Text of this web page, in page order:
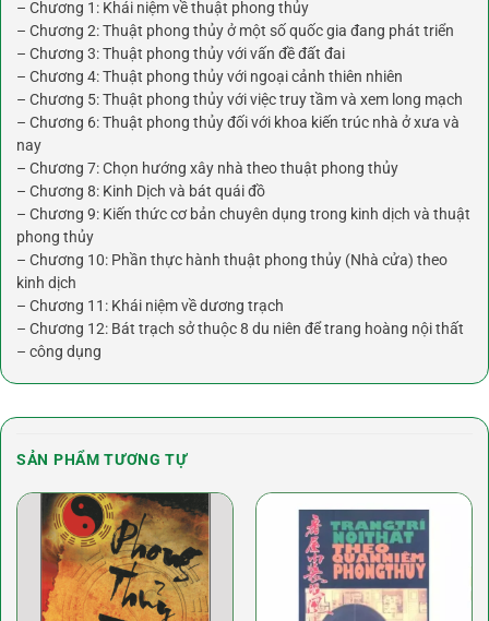
– Chương 1: Khái niệm về thuật phong thủy
– Chương 2: Thuật phong thủy ở một số quốc gia đang phát triển
– Chương 3: Thuật phong thủy với vấn đề đất đai
– Chương 4: Thuật phong thủy với ngoại cảnh thiên nhiên
– Chương 5: Thuật phong thủy với việc truy tầm và xem long mạch
– Chương 6: Thuật phong thủy đối với khoa kiến trúc nhà ở xưa và
nay
– Chương 7: Chọn hướng xây nhà theo thuật phong thủy
– Chương 8: Kinh Dịch và bát quái đồ
– Chương 9: Kiến thức cơ bản chuyên dụng trong kinh dịch và thuật
phong thủy
– Chương 10: Phần thực hành thuật phong thủy (Nhà cửa) theo
kinh dịch
– Chương 11: Khái niệm về dương trạch
– Chương 12: Bát trạch sở thuộc 8 du niên để trang hoàng nội thất
– công dụng
SẢN PHẨM TƯƠNG TỰ